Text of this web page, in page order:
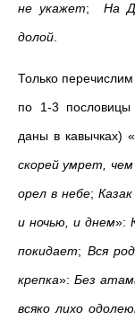
не укажет; На
долой
Только
по 1-3 пословицы
даны в кавычках) «
скорей умрет,
орел в небе;
и ночью, и днем»:
покидает; Вся
крепка»: Без
всяко лихо